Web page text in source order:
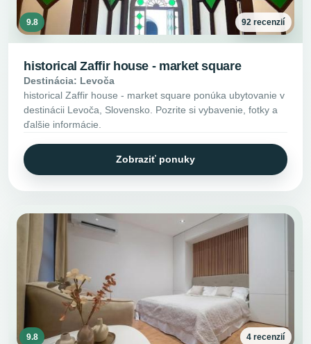
9.8 92 recenzií
historical Zaffir house - market square
Destinácia: Levoča
historical Zaffir house - market square ponúka ubytovanie v
destinácii Levoča, Slovensko. Pozrite si vybavenie, fotky a
ďalšie informácie.
Zobraziť ponuky
9.8 4 recenzií